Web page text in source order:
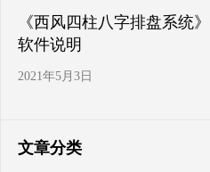
《西风四柱八字排盘系统
软件说明
2021年5月3日
文章分类